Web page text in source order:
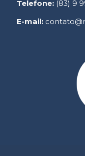
Telefone: (83) 9
E-mail: